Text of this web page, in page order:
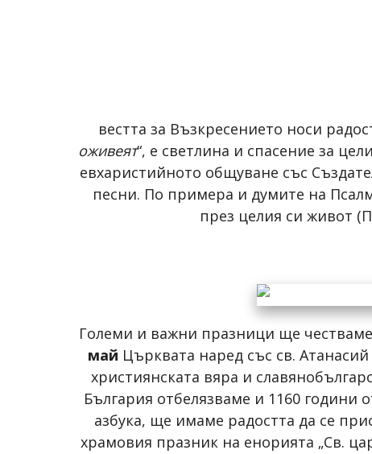
вестта за Възкресението носи
оживеят“, е светлина и спасение за
евхаристийното общуване със
песни. По примера и думите на
през целия си живот
Големи и важни празници ще
май Църквата наред със св.
християнската вяра и
България отбелязваме и 1160 години
азбука, ще имаме радостта да се
храмовия празник на енорията „Св.